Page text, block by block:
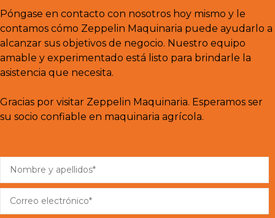
Póngase en contacto con nosotros hoy mismo y le
contamos cómo Zeppelin Maquinaria puede ayudarlo a
alcanzar sus objetivos de negocio. Nuestro equipo
amable y experimentado está listo para brindarle la
asistencia que necesita.
Gracias por visitar Zeppelin Maquinaria. Esperamos ser
su socio confiable en maquinaria agrícola.